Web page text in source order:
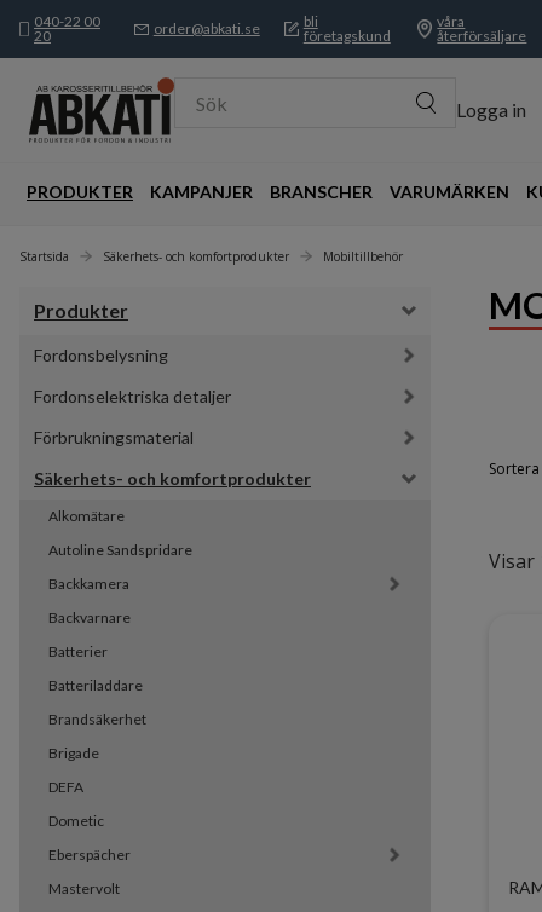
040-22 00
20
order@abkati.se
bli
företagskund
våra
återförsäljare
Sök Logga in
PRODUKTER KAMPANJER BRANSCHER VARUMÄRKEN
Startsida Säkerhets- och komfortprodukter Mobiltillbehör
Produkter
Fordonsbelysning
Fordonselektriska detaljer
Förbrukningsmaterial
Säkerhets- och komfortprodukter
Alkomätare
Autoline Sandspridare
Backkamera
Backvarnare
Batterier
Batteriladdare
Brandsäkerhet
Brigade
DEFA
Dometic
Eberspächer
Mastervolt
Visar